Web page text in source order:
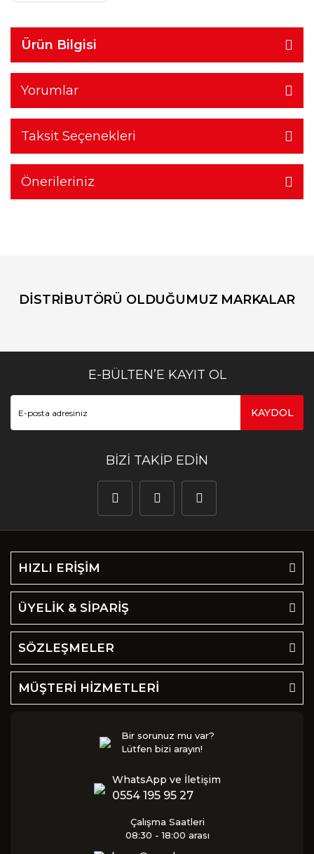
Ürün Bilgisi
Yorumlar
Taksit Seçenekleri
Önerileriniz
DİSTRİBUTÖRÜ OLDUĞUMUZ MARKALAR
E-BÜLTEN’E KAYIT OL
KAYDOL
BİZİ TAKİP EDİN
HIZLI ERİŞİM
ÜYELİK & SİPARİŞ
SÖZLEŞMELER
MÜŞTERİ HİZMETLERİ
Bir sorunuz mu var?
Lütfen bizi arayın!
WhatsApp ve İletişim
0554 195 95 27
Çalışma Saatleri
08:30 - 18:00 arası